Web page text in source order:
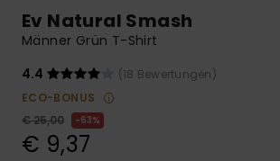
die häufigsten
Fragen sowie
Ev Natural Smash
Männer Grün T-Shirt
4.4
(18 Bewertungen)
ECO-BONUS
€ 25,00
63%
€ 9,37